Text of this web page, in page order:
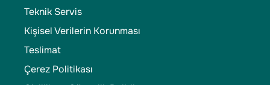
Teknik Servis
Kişisel Verilerin Korunması
Teslimat
Çerez Politikası